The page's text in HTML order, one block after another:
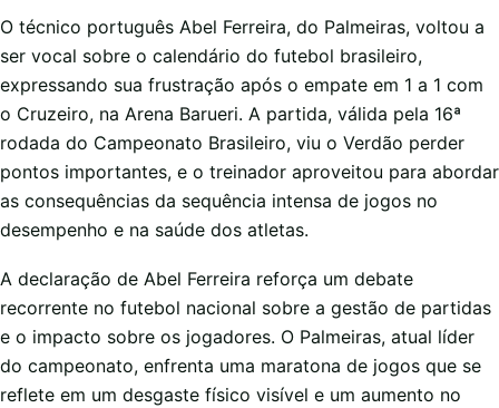
O técnico português Abel Ferreira, do Palmeiras, voltou a
ser vocal sobre o calendário do futebol brasileiro,
expressando sua frustração após o empate em 1 a 1 com
o Cruzeiro, na Arena Barueri. A partida, válida pela 16ª
rodada do Campeonato Brasileiro, viu o Verdão perder
pontos importantes, e o treinador aproveitou para abordar
as consequências da sequência intensa de jogos no
desempenho e na saúde dos atletas.
A declaração de Abel Ferreira reforça um debate
recorrente no futebol nacional sobre a gestão de partidas
e o impacto sobre os jogadores. O Palmeiras, atual líder
do campeonato, enfrenta uma maratona de jogos que se
reflete em um desgaste físico visível e um aumento no